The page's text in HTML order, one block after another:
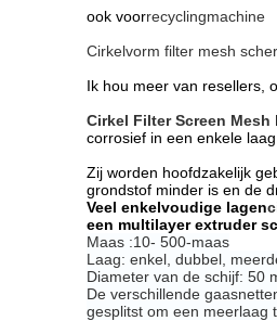
ook voorrecyclingmachine
Cirkelvorm filter mesh
Ik hou meer van resellers,
Cirkel Filter Screen Mesh
corrosief in een enkele
Zij worden hoofdzakelijk
grondstof minder is en de
Veel enkelvoudige lagen
een multilayer extruder
Maas :10- 500-maas
Laag: enkel, dubbel,
Diameter van de schijf: 50
De verschillende
gesplitst om een meerlaag